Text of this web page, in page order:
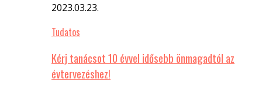
2023.03.23.
Tudatos
Kérj tanácsot 10 évvel idősebb önmagadtól az
évtervezéshez!